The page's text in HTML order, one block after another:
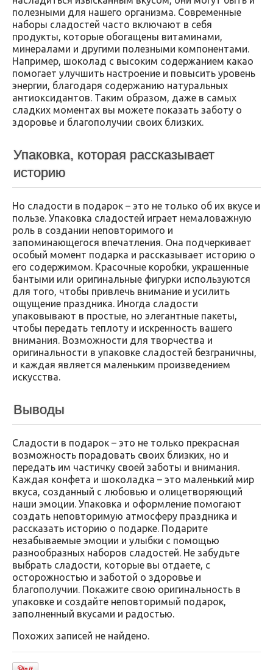
полезными для нашего организма. Современные
наборы сладостей часто включают в себя
продукты, которые обогащены витаминами,
минералами и другими полезными компонентами.
Например, шоколад с высоким содержанием какао
помогает улучшить настроение и повысить уровень
энергии, благодаря содержанию натуральных
антиоксидантов. Таким образом, даже в самых
сладких моментах вы можете показать заботу о
здоровье и благополучии своих близких.
Упаковка, которая рассказывает
историю
Но сладости в подарок – это не только об их вкусе и
пользе. Упаковка сладостей играет немаловажную
роль в создании неповторимого и
запоминающегося впечатления. Она подчеркивает
особый момент подарка и рассказывает историю о
его содержимом. Красочные коробки, украшенные
бантыми или оригинальные фигурки используются
для того, чтобы привлечь внимание и усилить
ощущение праздника. Иногда сладости
упаковывают в простые, но элегантные пакеты,
чтобы передать теплоту и искренность вашего
внимания. Возможности для творчества и
оригинальности в упаковке сладостей безграничны,
и каждая является маленьким произведением
искусства.
Выводы
Сладости в подарок – это не только прекрасная
возможность порадовать своих близких, но и
передать им частичку своей заботы и внимания.
Каждая конфета и шоколадка – это маленький мир
вкуса, созданный с любовью и олицетворяющий
наши эмоции. Упаковка и оформление помогают
создать неповторимую атмосферу праздника и
рассказать историю о подарке. Подарите
незабываемые эмоции и улыбки с помощью
разнообразных наборов сладостей. Не забудьте
выбрать сладости, которые вы отдаете, с
осторожностью и заботой о здоровье и
благополучии. Покажите свою оригинальность в
упаковке и создайте неповторимый подарок,
заполненный вкусами и радостью.
Похожих записей не найдено.